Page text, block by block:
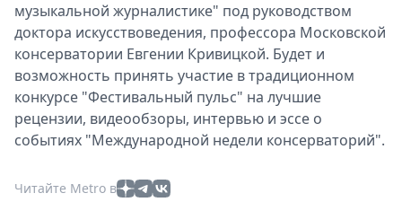
музыкальной журналистике" под руководством
доктора искусствоведения, профессора Московской
консерватории Евгении Кривицкой. Будет и
возможность принять участие в традиционном
конкурсе "Фестивальный пульс" на лучшие
рецензии, видеообзоры, интервью и эссе о
событиях "Международной недели консерваторий".
Читайте Metro в